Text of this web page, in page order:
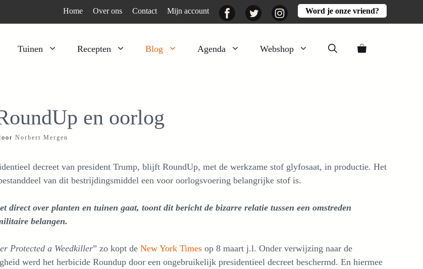
Home Over ons Contact Mijn account FacebookTwitter InstagramWord je onze vriend?
Tuinen Recepten Blog Agenda Webshop
Kruiden
Moestuin
Voedselbos
Peulgroenten
Lekker
en oorlog
Norbert Mergen
decreet van president Trump, blijft RoundUp, met de werkzame stof glyfosaat, in productie. Het
van dit bestrijdingsmiddel een voor oorlogsvoering belangrijke stof is.
direct over planten en tuinen gaat, toont dit bericht de bizarre relatie tussen een omstreden
belangen.
Protected a Weedkiller” zo kopt de New York Times op 8 maart j.l. Onder verwijzing naar de
werd het herbicide Roundup door een ongebruikelijk presidentieel decreet beschermd. En hiermee